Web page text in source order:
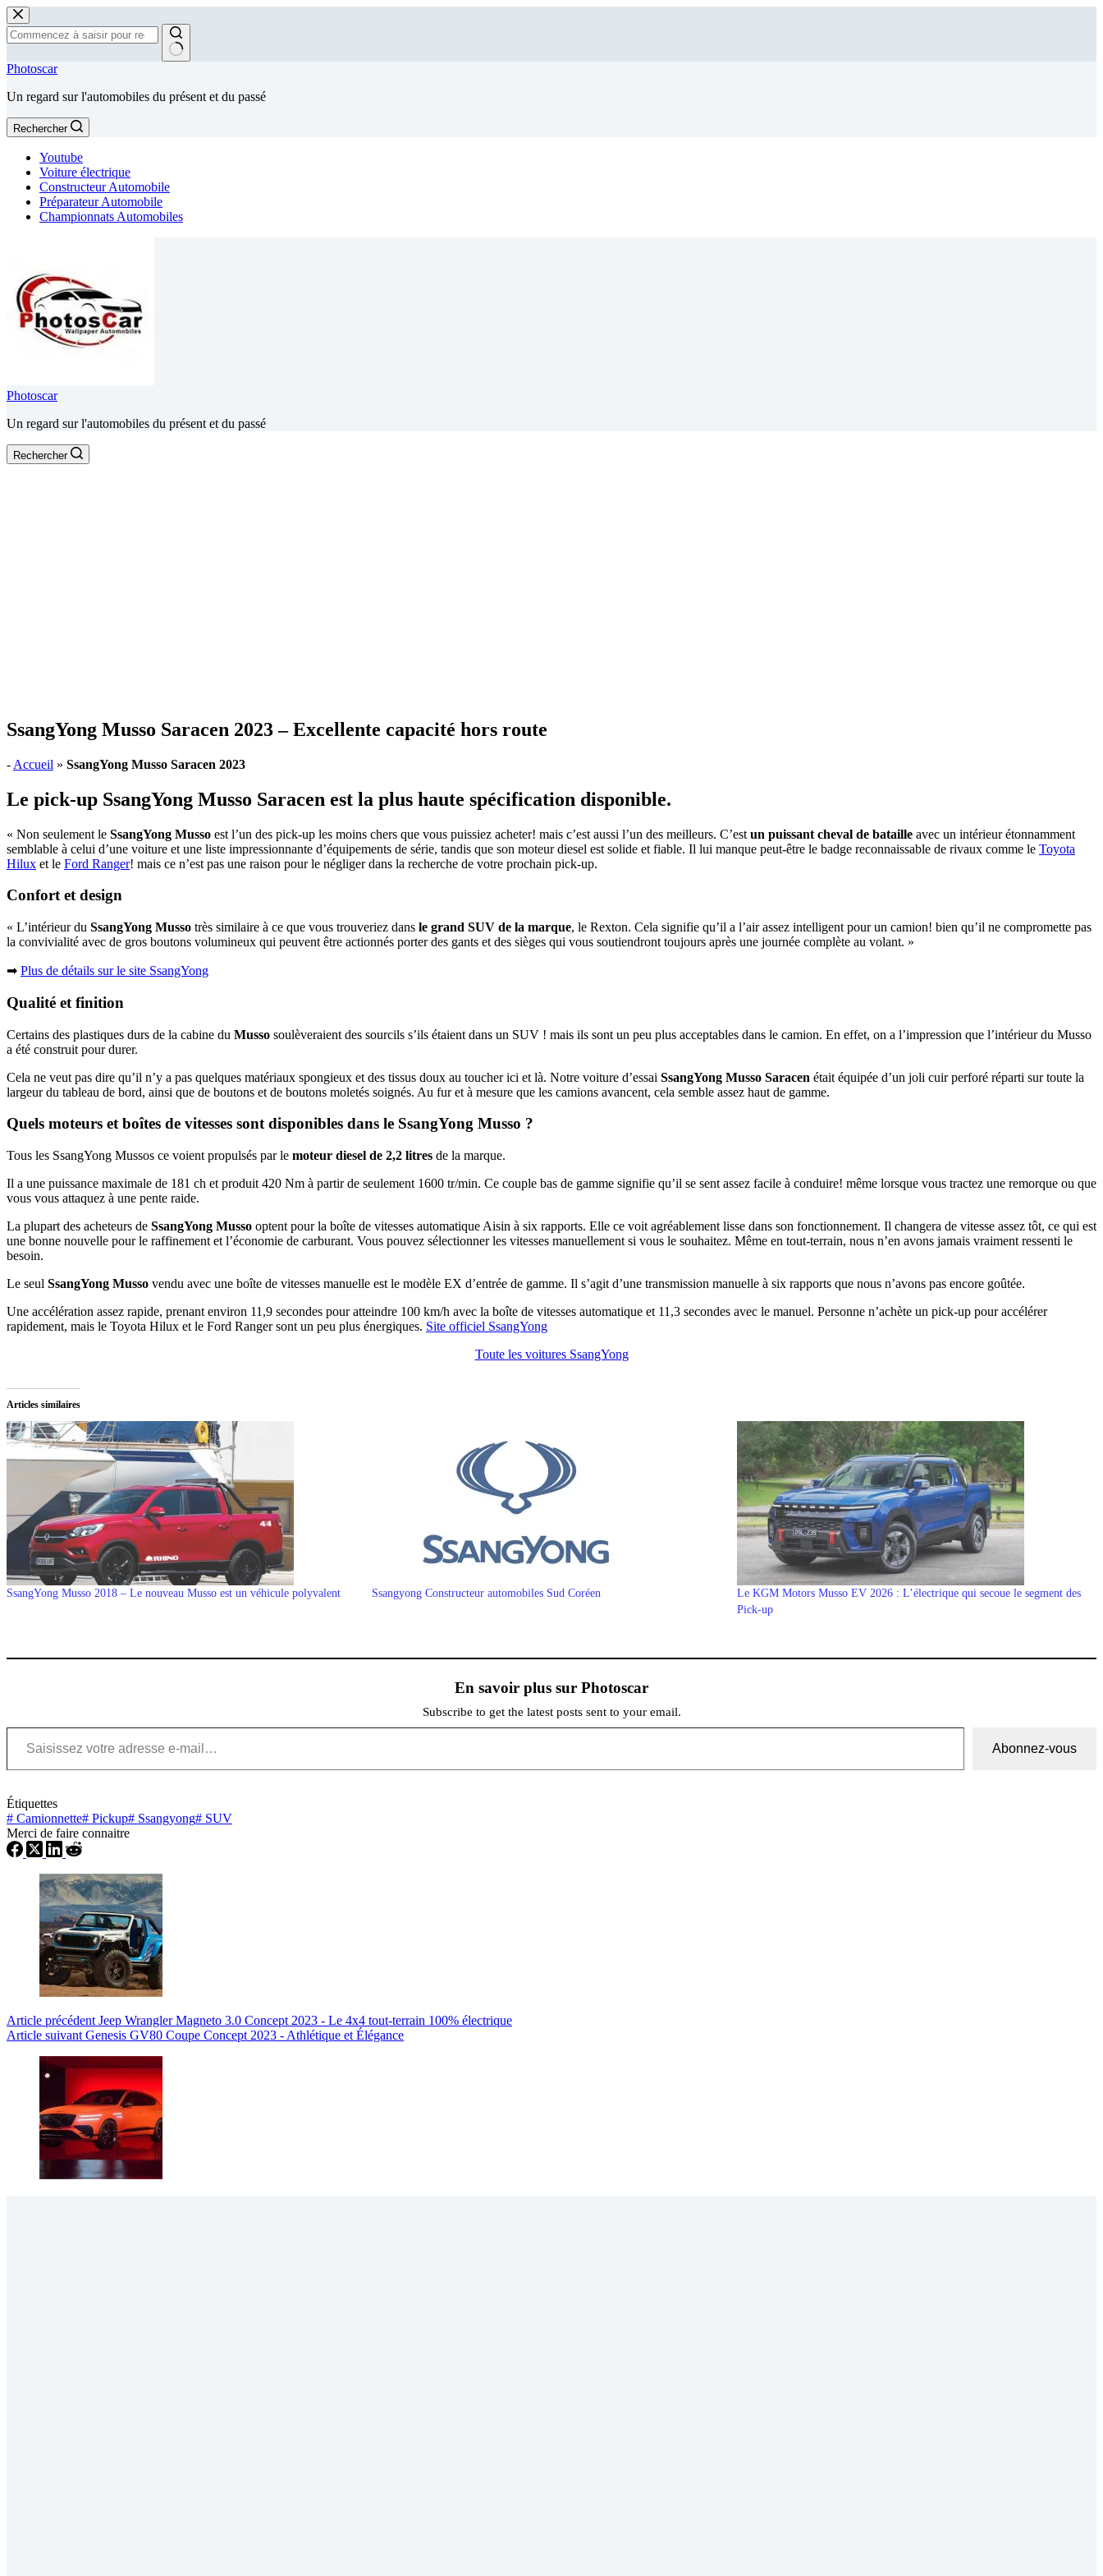
Passer
au
contenu
Aucun
Photoscar
Un regard sur l'automobiles du présent et du passé
Rechercher
Youtube
Voiture électrique
Constructeur Automobile
Préparateur Automobile
Championnats Automobiles
Photoscar
Un regard sur l'automobiles du présent et du passé
Rechercher
SsangYong Musso Saracen 2023 – Excellente capacité hors route
- Accueil » SsangYong Musso Saracen 2023
Le pick-up SsangYong Musso Saracen est la plus haute spécification disponible.
« Non seulement le SsangYong Musso est l’un des pick-up les moins chers que vous puissiez acheter! mais c’est aussi l’un des meilleurs. C’est un puissant cheval de bataille avec un intérieur étonnamment
semblable à celui d’une voiture et une liste impressionnante d’équipements de série, tandis que son moteur diesel est solide et fiable. Il lui manque peut-être le badge reconnaissable de rivaux comme le Toyota
Hilux et le Ford Ranger! mais ce n’est pas une raison pour le négliger dans la recherche de votre prochain pick-up.
Confort et design
« L’intérieur du SsangYong Musso très similaire à ce que vous trouveriez dans le grand SUV de la marque, le Rexton. Cela signifie qu’il a l’air assez intelligent pour un camion! bien qu’il ne compromette pas
la convivialité avec de gros boutons volumineux qui peuvent être actionnés porter des gants et des sièges qui vous soutiendront toujours après une journée complète au volant. »
➡ Plus de détails sur le site SsangYong
Qualité et finition
Certains des plastiques durs de la cabine du Musso soulèveraient des sourcils s’ils étaient dans un SUV ! mais ils sont un peu plus acceptables dans le camion. En effet, on a l’impression que l’intérieur du Musso
a été construit pour durer.
Cela ne veut pas dire qu’il n’y a pas quelques matériaux spongieux et des tissus doux au toucher ici et là. Notre voiture d’essai SsangYong Musso Saracen était équipée d’un joli cuir perforé réparti sur toute la
largeur du tableau de bord, ainsi que de boutons et de boutons moletés soignés. Au fur et à mesure que les camions avancent, cela semble assez haut de gamme.
Quels moteurs et boîtes de vitesses sont disponibles dans le SsangYong Musso ?
Tous les SsangYong Mussos ce voient propulsés par le moteur diesel de 2,2 litres de la marque.
Il a une puissance maximale de 181 ch et produit 420 Nm à partir de seulement 1600 tr/min. Ce couple bas de gamme signifie qu’il se sent assez facile à conduire! même lorsque vous tractez une remorque ou que
vous vous attaquez à une pente raide.
La plupart des acheteurs de SsangYong Musso optent pour la boîte de vitesses automatique Aisin à six rapports. Elle ce voit agréablement lisse dans son fonctionnement. Il changera de vitesse assez tôt, ce qui est
une bonne nouvelle pour le raffinement et l’économie de carburant. Vous pouvez sélectionner les vitesses manuellement si vous le souhaitez. Même en tout-terrain, nous n’en avons jamais vraiment ressenti le
besoin.
Le seul SsangYong Musso vendu avec une boîte de vitesses manuelle est le modèle EX d’entrée de gamme. Il s’agit d’une transmission manuelle à six rapports que nous n’avons pas encore goûtée.
Une accélération assez rapide, prenant environ 11,9 secondes pour atteindre 100 km/h avec la boîte de vitesses automatique et 11,3 secondes avec le manuel. Personne n’achète un pick-up pour accélérer
rapidement, mais le Toyota Hilux et le Ford Ranger sont un peu plus énergiques. Site officiel SsangYong
Toute les voitures SsangYong
Articles similaires
SsangYong Musso 2018 – Le nouveau Musso est un véhicule polyvalent Ssangyong Constructeur automobiles Sud Coréen
Le KGM Motors Musso EV 2026 : L’électrique qui secoue le segment des
Pick-up
En savoir plus sur Photoscar
Subscribe to get the latest posts sent to your email.
Saisissez votre adresse e-mail…
Abonnez-vous
Étiquettes
# Camionnette# Pickup# Ssangyong# SUV
Merci de faire connaitre
Article précédent Jeep Wrangler Magneto 3.0 Concept 2023 - Le 4x4 tout-terrain 100% électrique
Article suivant Genesis GV80 Coupe Concept 2023 - Athlétique et Élégance